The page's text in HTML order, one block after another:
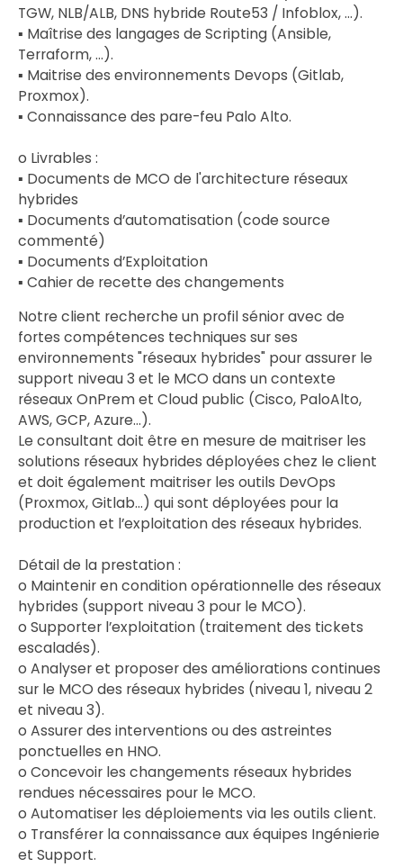
TGW, NLB/ALB, DNS hybride Route53 / Infoblox, …).
▪ Maîtrise des langages de Scripting (Ansible,
Terraform, …).
▪ Maitrise des environnements Devops (Gitlab,
Proxmox).
▪ Connaissance des pare-feu Palo Alto.
o Livrables :
▪ Documents de MCO de l'architecture réseaux
hybrides
▪ Documents d’automatisation (code source
commenté)
▪ Documents d’Exploitation
▪ Cahier de recette des changements
Notre client recherche un profil sénior avec de
fortes compétences techniques sur ses
environnements "réseaux hybrides" pour assurer le
support niveau 3 et le MCO dans un contexte
réseaux OnPrem et Cloud public (Cisco, PaloAlto,
AWS, GCP, Azure…).
Le consultant doit être en mesure de maitriser les
solutions réseaux hybrides déployées chez le client
et doit également maitriser les outils DevOps
(Proxmox, Gitlab…) qui sont déployées pour la
production et l’exploitation des réseaux hybrides.
Détail de la prestation :
o Maintenir en condition opérationnelle des réseaux
hybrides (support niveau 3 pour le MCO).
o Supporter l’exploitation (traitement des tickets
escaladés).
o Analyser et proposer des améliorations continues
sur le MCO des réseaux hybrides (niveau 1, niveau 2
et niveau 3).
o Assurer des interventions ou des astreintes
ponctuelles en HNO.
o Concevoir les changements réseaux hybrides
rendues nécessaires pour le MCO.
o Automatiser les déploiements via les outils client.
o Transférer la connaissance aux équipes Ingénierie
et Support.